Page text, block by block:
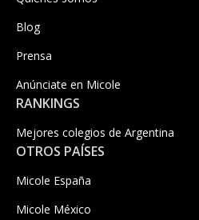
Blog
Prensa
Anúnciate en Micole
RANKINGS
Mejores colegios de Argentina
OTROS PAÍSES
Micole España
Micole México